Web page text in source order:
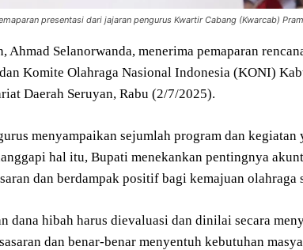
presentasi dari jajaran pengurus Kwartir Cabang (Kwarcab)
Ahmad Selanorwanda, menerima pemaparan
Komite Olahraga Nasional Indonesia (KONI)
Daerah Seruyan, Rabu (2/7/2025).
menyampaikan sejumlah program dan
hal itu, Bupati menekankan pentingnya
dan berdampak positif bagi kemajuan olahraga
dana hibah harus dievaluasi dan dinilai secara
dan benar-benar menyentuh kebutuhan